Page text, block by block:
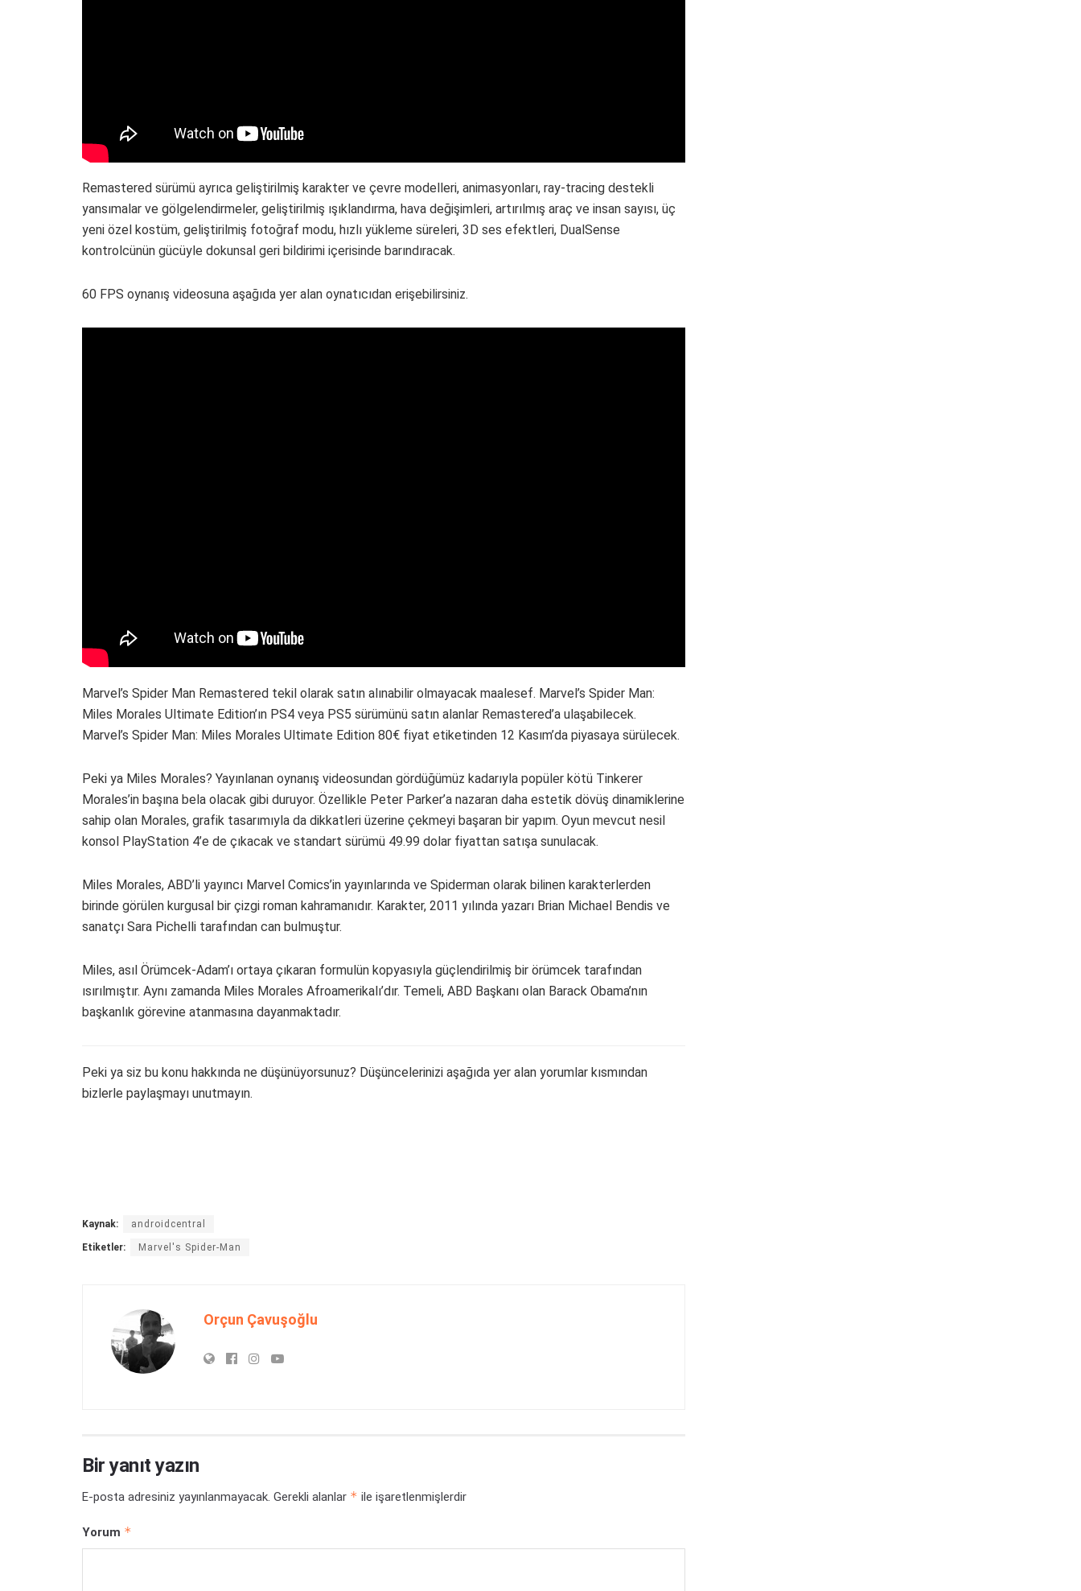
Remastered sürümü ayrıca geliştirilmiş karakter ve çevre modelleri, animasyonları, ray-tracing destekli
yansımalar ve gölgelendirmeler, geliştirilmiş ışıklandırma, hava değişimleri, artırılmış araç ve insan sayısı, üç
yeni özel kostüm, geliştirilmiş fotoğraf modu, hızlı yükleme süreleri, 3D ses efektleri, DualSense
kontrolcünün gücüyle dokunsal geri bildirimi içerisinde barındıracak.
60 FPS oynanış videosuna aşağıda yer alan oynatıcıdan erişebilirsiniz.
Marvel’s Spider Man Remastered tekil olarak satın alınabilir olmayacak maalesef. Marvel’s Spider Man:
Miles Morales Ultimate Edition’ın PS4 veya PS5 sürümünü satın alanlar Remastered’a ulaşabilecek.
Marvel’s Spider Man: Miles Morales Ultimate Edition 80€ fiyat etiketinden 12 Kasım’da piyasaya sürülecek.
Peki ya Miles Morales? Yayınlanan oynanış videosundan gördüğümüz kadarıyla popüler kötü Tinkerer
Morales’in başına bela olacak gibi duruyor. Özellikle Peter Parker’a nazaran daha estetik dövüş dinamiklerine
sahip olan Morales, grafik tasarımıyla da dikkatleri üzerine çekmeyi başaran bir yapım. Oyun mevcut nesil
konsol PlayStation 4’e de çıkacak ve standart sürümü 49.99 dolar fiyattan satışa sunulacak.
Miles Morales, ABD’li yayıncı Marvel Comics’in yayınlarında ve Spiderman olarak bilinen karakterlerden
birinde görülen kurgusal bir çizgi roman kahramanıdır. Karakter, 2011 yılında yazarı Brian Michael Bendis ve
sanatçı Sara Pichelli tarafından can bulmuştur.
Miles, asıl Örümcek-Adam’ı ortaya çıkaran formulün kopyasıyla güçlendirilmiş bir örümcek tarafından
ısırılmıştır. Aynı zamanda Miles Morales Afroamerikalı’dır. Temeli, ABD Başkanı olan Barack Obama’nın
başkanlık görevine atanmasına dayanmaktadır.
Peki ya siz bu konu hakkında ne düşünüyorsunuz? Düşüncelerinizi aşağıda yer alan yorumlar kısmından
bizlerle paylaşmayı unutmayın.
Kaynak: androidcentral
Etiketler: Marvel's Spider-Man
Orçun Çavuşoğlu
Bir yanıt yazın
E-posta adresiniz yayınlanmayacak. Gerekli alanlar * ile işaretlenmişlerdir
Yorum *